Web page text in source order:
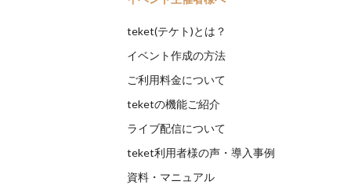
teket(テケト)とは？
イベント作成の方法
ご利用料金について
teketの機能ご紹介
ライブ配信について
teket利用者様の声・導入事例
資料・マニュアル